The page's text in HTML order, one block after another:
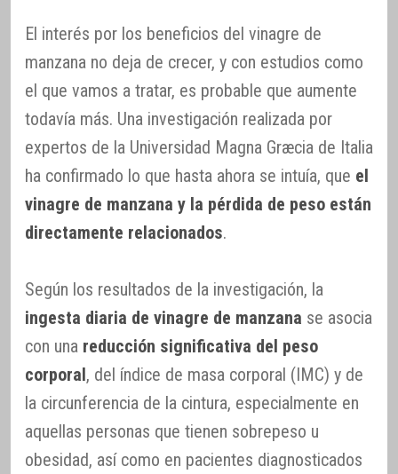
El interés por los beneficios del vinagre de
manzana no deja de crecer, y con estudios como
el que vamos a tratar, es probable que aumente
todavía más. Una investigación realizada por
expertos de la Universidad Magna Græcia de Italia
ha confirmado lo que hasta ahora se intuía, que el
vinagre de manzana y la pérdida de peso están
directamente relacionados.
Según los resultados de la investigación, la
ingesta diaria de vinagre de manzana se asocia
con una reducción significativa del peso
corporal, del índice de masa corporal (IMC) y de
la circunferencia de la cintura, especialmente en
aquellas personas que tienen sobrepeso u
obesidad, así como en pacientes diagnosticados